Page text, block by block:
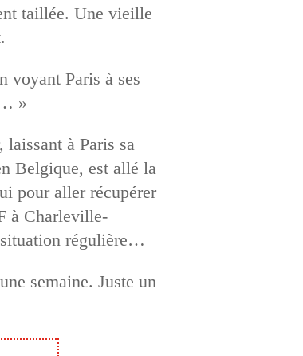
taillée. Une vieille
voyant Paris à ses
»
à Paris sa
Belgique, est allé la
pour aller récupérer
à Charleville-
régulière…
semaine. Juste un